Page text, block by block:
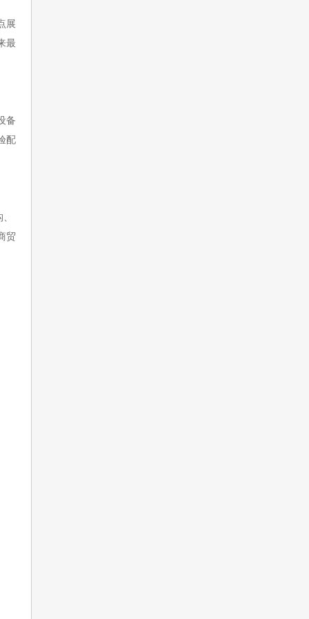
展
最
备
配
贸